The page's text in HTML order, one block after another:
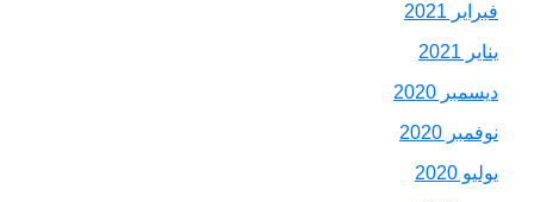
فبراير 2021
يناير 2021
ديسمبر 2020
نوفمبر 2020
يوليو 2020